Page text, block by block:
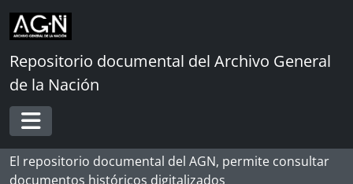
Skip to main content
Repositorio documental del Archivo General
de la Nación
Toggle navigation
El repositorio documental del AGN, permite consultar
documentos históricos digitalizados